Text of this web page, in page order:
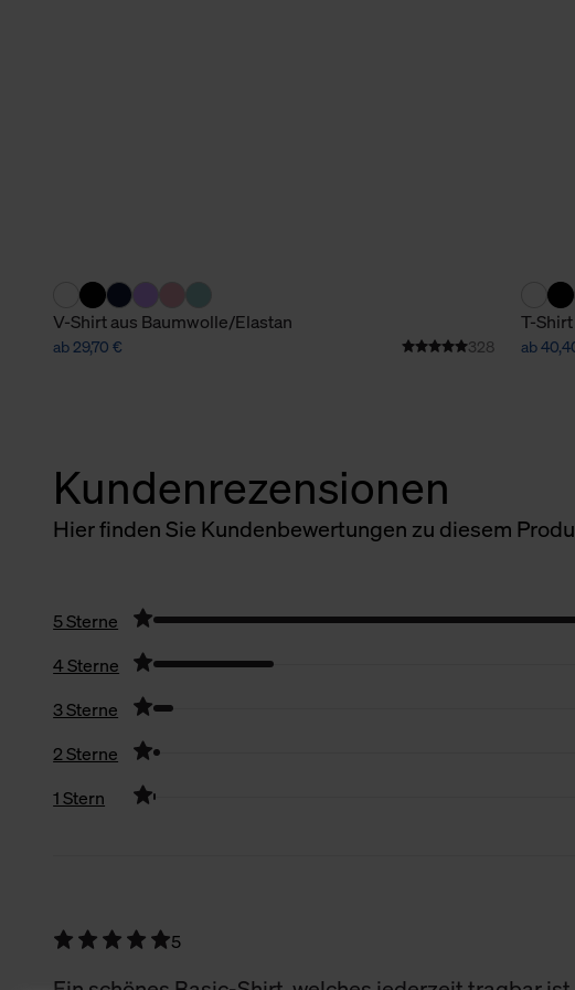
V-Shirt aus Baumwolle/Elastan
ab 29,70 € 328
T-
ab
Kundenrezensionen
Hier finden Sie Kundenbewertungen zu diesem
5 Sterne
4 Sterne
3 Sterne
2 Sterne
1 Stern
5